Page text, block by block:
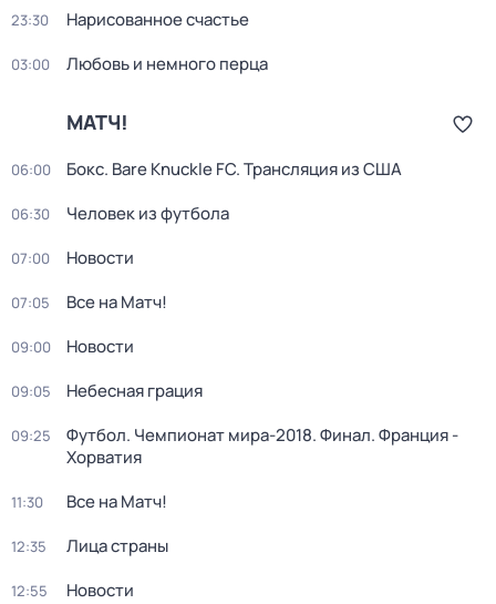
23:30 Нарисованное счастье
03:00 Любовь и немного перца
МАТЧ!
06:00 Бокс. Bare Knuckle FC. Трансляция из США
06:30 Человек из футбола
07:00 Новости
07:05 Все на Матч!
09:00 Новости
09:05 Небесная грация
09:25
Футбол. Чемпионат мира-2018. Финал. Франция -
Хорватия
11:30 Все на Матч!
12:35 Лица страны
12:55 Новости